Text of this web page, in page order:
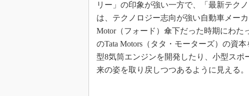
リー」の印象が強い一方で、「最新テク
は、テクノロジー志向が強い自動車メー
Motor（フォード）傘下だった時期にわた
のTata Motors（タタ・モーターズ）の資
型8気筒エンジンを開発したり、小型ス
来の姿を取り戻しつつあるように見える。